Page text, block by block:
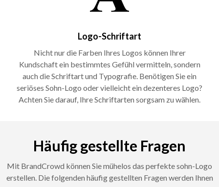
Logo-Schriftart
Nicht nur die Farben Ihres Logos können Ihrer
Kundschaft ein bestimmtes Gefühl vermitteln, sondern
auch die Schriftart und Typografie. Benötigen Sie ein
seriöses Sohn-Logo oder vielleicht ein dezenteres Logo?
Achten Sie darauf, Ihre Schriftarten sorgsam zu wählen.
Häufig gestellte Fragen
Mit BrandCrowd können Sie mühelos das perfekte sohn-Logo
erstellen. Die folgenden häufig gestellten Fragen werden Ihnen